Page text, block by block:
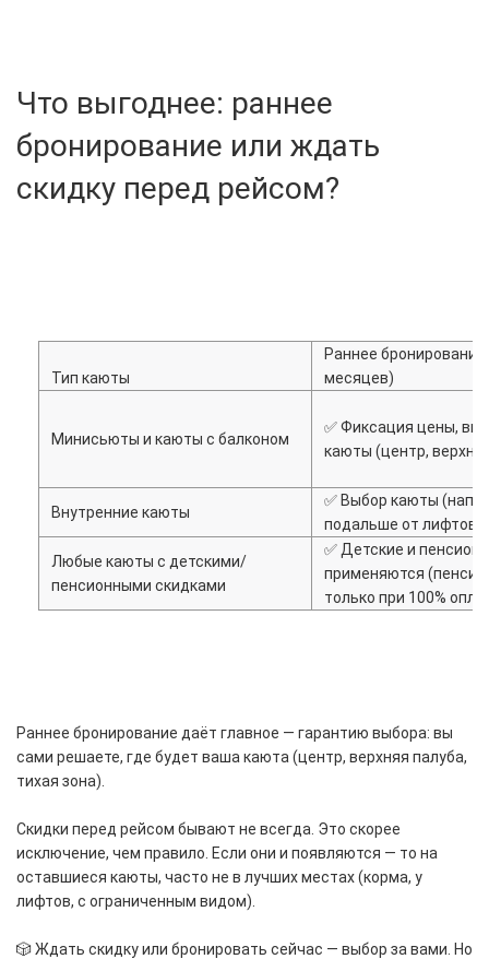
Что выгоднее: раннее
бронирование или ждать
скидку перед рейсом?
Тип каюты
Раннее бронирование
месяцев)
Минисьюты и каюты с балконом
✅ Фиксация цены,
каюты (центр,
Внутренние каюты
✅ Выбор каюты
подальше от лифтов).
Любые каюты с детскими/
пенсионными скидками
✅ Детские и
применяются
только при 100%
Раннее бронирование даёт главное — гарантию выбора: вы
сами решаете, где будет ваша каюта (центр, верхняя палуба,
тихая зона).
Скидки перед рейсом бывают не всегда. Это скорее
исключение, чем правило. Если они и появляются — то на
оставшиеся каюты, часто не в лучших местах (корма, у
лифтов, с ограниченным видом).
🎲 Ждать скидку или бронировать сейчас — выбор за вами. Но